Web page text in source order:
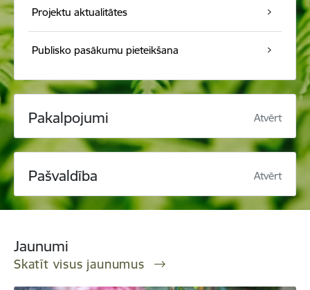
Projektu aktualitātes
Publisko pasākumu pieteikšana
Pakalpojumi Atvērt
Pašvaldība Atvērt
Jaunumi
Skatīt visus jaunumus